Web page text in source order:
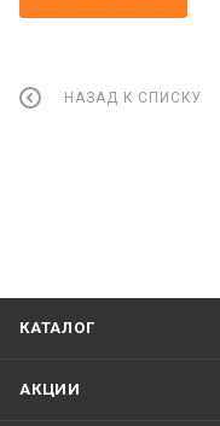
НАЗАД К СПИСКУ
КАТАЛОГ
АКЦИИ